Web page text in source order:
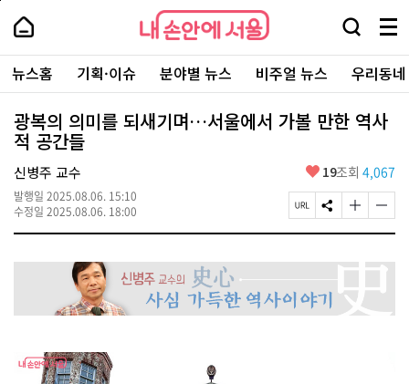
본
로
가
내
손
안
에
서
울
-
서
울
시
대
표
소
통
포
내
손
에
울
검
창
열
기
메
뉴
전
체
보
주
요
서
뉴스홈 기획·이슈 분야별 뉴스 비주얼 뉴스 우리동
광복의 의미를 되새기며…서울에서 가볼 만한 역사
적 공간들
신병주 교수
발행일 2025.08.06. 15:10
수정일 2025.08.06. 18:00
좋
요
19조회 4,067
페
이
U
L
복
사
S
N
공
하
기
글
자
기
크
게
변
경
글
자
기
작
게
경
페
상
단
로